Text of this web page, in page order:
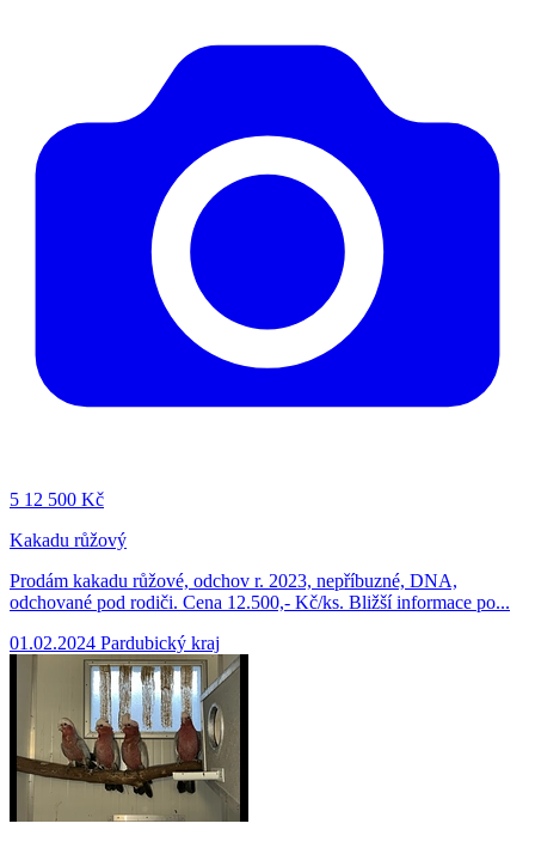
5 12 500 Kč
Kakadu růžový
Prodám kakadu růžové, odchov r. 2023, nepříbuzné, DNA,
odchované pod rodiči. Cena 12.500,- Kč/ks. Bližší informace po...
01.02.2024 Pardubický kraj